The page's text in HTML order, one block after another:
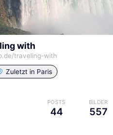
with
traveling-with
Zuletzt in Paris
POSTS
44
BILDER
557